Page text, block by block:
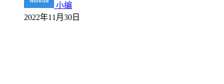
小编
2022年11月30日